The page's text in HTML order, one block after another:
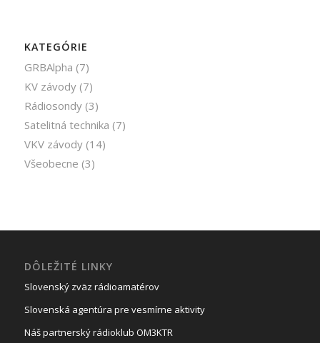
KATEGÓRIE
GRBAlpha (7)
KV závody(7)
Rádiosondy(3)
Satelitná technika (7)
VKV závody(14)
Všeobecne (3)
DÔLEŽITÉ LINKY
Slovenský zväz rádioamatérov
Slovenská agentúra pre vesmírne aktivity
Náš partnerský rádioklub OM3KTR